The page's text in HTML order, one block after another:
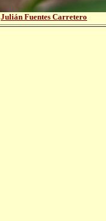
Julián Fuentes Carretero